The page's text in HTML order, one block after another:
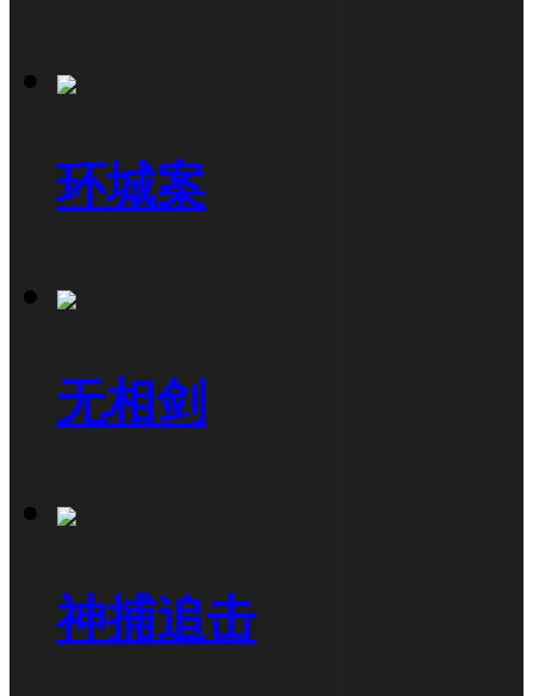
环城案
无相剑
神捕追击